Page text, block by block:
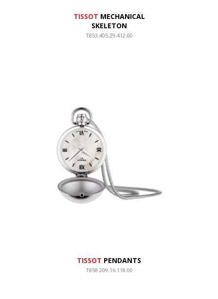
TISSOT MECHANICAL
SKELETON
T853.405.29.412.00
TISSOT PENDANTS
T858.209.16.118.00